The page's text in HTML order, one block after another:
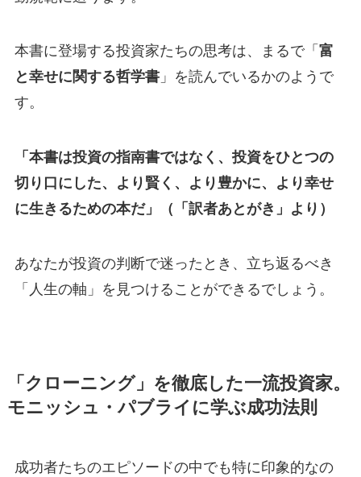
本書に登場する投資家たちの思考は、まるで「 富
と幸せに関する哲学書」を読んでいるかのようで
す。
「本書は投資の指南書ではなく、投資をひとつの
切り口にした、より賢く、より豊かに、より幸せ
に生きるための本だ」（「訳者あとがき」より）
あなたが投資の判断で迷ったとき、立ち返るべき
「人生の軸」を見つけることができるでしょう。
「クローニング」を徹底した一流投資家。
モニッシュ・パブライに学ぶ成功法則
成功者たちのエピソードの中でも特に印象的なの